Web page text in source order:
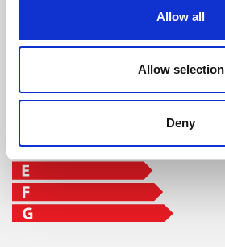
Allow all
Allow selection
Deny